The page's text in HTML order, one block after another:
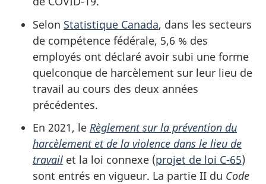
Selon Statistique Canada, dans les secteurs
de compétence fédérale, 5,6 % des
employés ont déclaré avoir subi une forme
quelconque de harcèlement sur leur lieu de
travail au cours des deux années
précédentes.
En 2021, le Règlement sur la prévention du
harcèlement et de la violence dans le lieu de
travail et la loi connexe (projet de loi C-65)
sont entrés en vigueur. La partie II du Code